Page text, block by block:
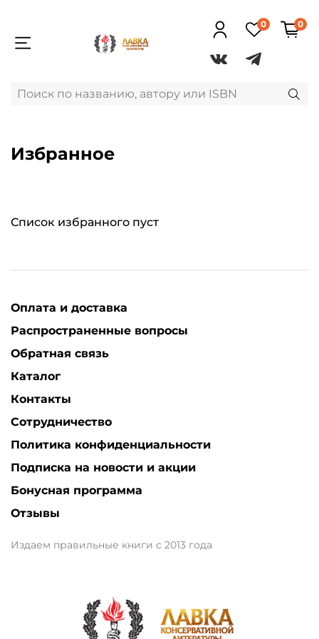
0 0
Избранное
Список избранного пуст
Оплата и доставка
Распространенные вопросы
Обратная связь
Каталог
Контакты
Сотрудничество
Политика конфиденциальности
Подписка на новости и акции
Бонусная программа
Отзывы
Издаем правильные книги с 2013 года